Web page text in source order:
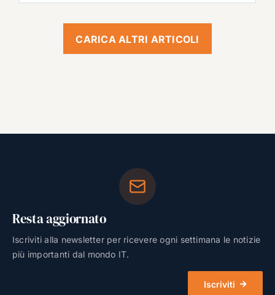
CARICA ALTRI ARTICOLI
Resta aggiornato
Iscriviti alla newsletter per ricevere ogni settimana le notizie
più importanti dal mondo IT.
Iscriviti